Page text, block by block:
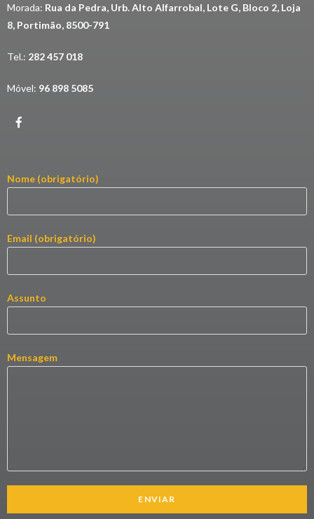
Morada: Rua da Pedra, Urb. Alto Alfarrobal, Lote G, Bloco 2, Loja
8, Portimão, 8500-791
Tel.: 282 457 018
Móvel: 96 898 5085
Nome (obrigatório)
Email (obrigatório)
Assunto
Mensagem